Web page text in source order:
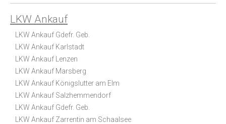
LKW Ankauf
LKW Ankauf Gdefr. Geb.
LKW Ankauf Karlstadt
LKW Ankauf Lenzen
LKW Ankauf Marsberg
LKW Ankauf Königslutter am Elm
LKW Ankauf Salzhemmendorf
LKW Ankauf Gdefr. Geb.
LKW Ankauf Zarrentin am Schaalsee